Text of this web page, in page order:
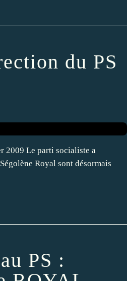
du PS
2009 Le parti socialiste a
Royal sont désormais
PS :